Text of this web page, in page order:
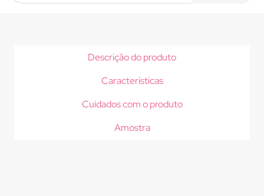
Descrição do produto
Características
Cuidados com o produto
Amostra